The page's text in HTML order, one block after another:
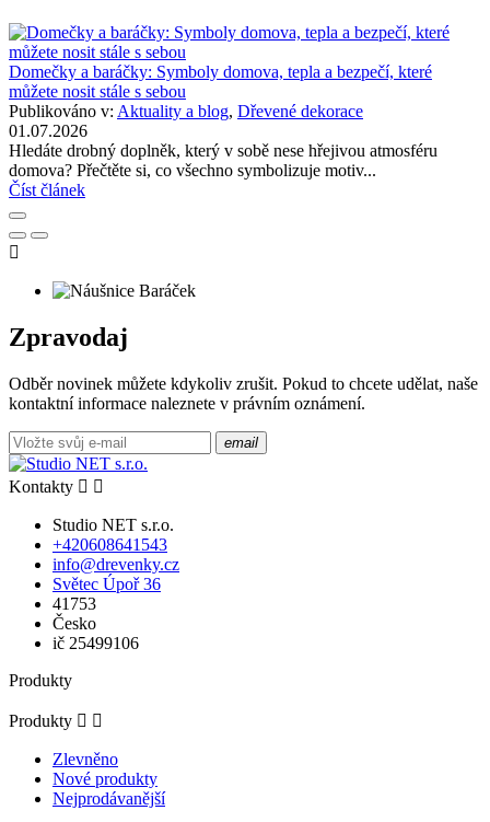
Domečky a baráčky: Symboly domova, tepla a bezpečí, které
můžete nosit stále s sebou
Publikováno v: Aktuality a blog, Dřevené dekorace
01.07.2026
Hledáte drobný doplněk, který v sobě nese hřejivou atmosféru
domova? Přečtěte si, co všechno symbolizuje motiv...
Číst článek

Zpravodaj
Odběr novinek můžete kdykoliv zrušit. Pokud to chcete udělat, naše
kontaktní informace naleznete v právním oznámení.
email
Kontakty  
Studio NET s.r.o.
+420608641543
info@drevenky.cz
Světec Úpoř 36
41753
Česko
ič 25499106
Produkty
Produkty  
Zlevněno
Nové produkty
Nejprodávanější